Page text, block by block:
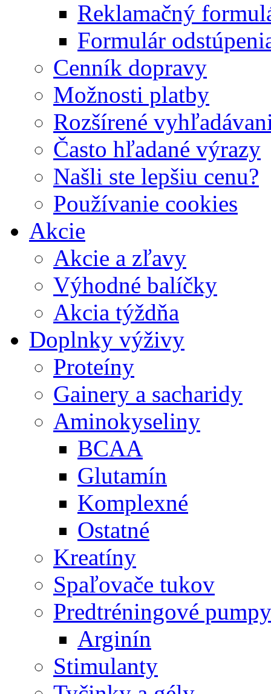
Reklamačný
Formulár
Cenník dopravy
Možnosti platby
Rozšírené
Často hľadané výrazy
Našli ste lepšiu cenu?
Používanie cookies
Akcie
Akcie a zľavy
Výhodné balíčky
Akcia týždňa
Doplnky výživy
Proteíny
Gainery a sacharidy
Aminokyseliny
BCAA
Glutamín
Komplexné
Ostatné
Kreatíny
Spaľovače tukov
Predtréningové pumpy
Arginín
Stimulanty